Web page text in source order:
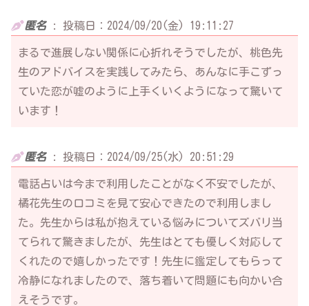
匿名: 投稿日：2024/09/20(金) 19:11:27
まるで進展しない関係に心折れそうでしたが、桃色先
生のアドバイスを実践してみたら、あんなに手こずっ
ていた恋が嘘のように上手くいくようになって驚いて
います！
匿名: 投稿日：2024/09/25(水) 20:51:29
電話占いは今まで利用したことがなく不安でしたが、
橘花先生の口コミを見て安心できたので利用しまし
た。先生からは私が抱えている悩みについてズバリ当
てられて驚きましたが、先生はとても優しく対応して
くれたので嬉しかったです！先生に鑑定してもらって
冷静になれましたので、落ち着いて問題にも向かい合
えそうです。